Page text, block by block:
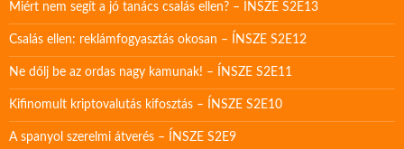
Miért nem segít a jó tanács csalás ellen? – ÍNSZE S2E13
Csalás ellen: reklámfogyasztás okosan – ÍNSZE S2E12
Ne dőlj be az ordas nagy kamunak! – ÍNSZE S2E11
Kifinomult kriptovalutás kifosztás – ÍNSZE S2E10
A spanyol szerelmi átverés – ÍNSZE S2E9